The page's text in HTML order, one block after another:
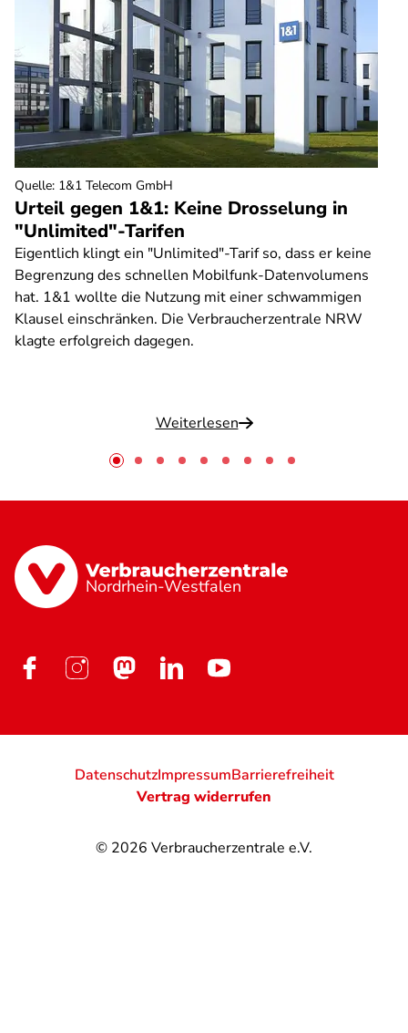
Urteil gegen 1&1: Keine Drosselung in
"Unlimited"-Tarifen
Eigentlich klingt ein "Unlimited"-Tarif so, dass er keine
Begrenzung des schnellen Mobilfunk-Datenvolumens
hat. 1&1 wollte die Nutzung mit einer schwammigen
Klausel einschränken. Die Verbraucherzentrale NRW
klagte erfolgreich dagegen.
Weiterlesen
Quelle: 1&1 Telecom GmbH
Nordrhein-Westfalen
© 2026 Verbraucherzentrale e.V.
DatenschutzImpressumBarrierefreiheit
Vertrag widerrufen